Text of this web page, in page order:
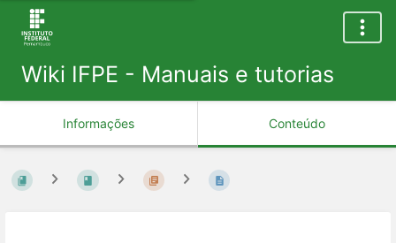
Wiki IFPE - Manuais e tutorias
Informações Conteúdo